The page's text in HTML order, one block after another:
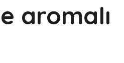
aromalı